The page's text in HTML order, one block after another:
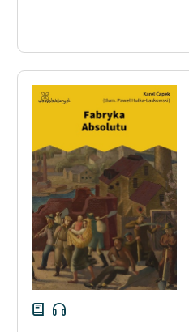
skandynawskiej literatury
feministycznej
Ręce pełne poezji
Kolekcje edukacyjne
twórców przechodzących
do domeny publicznej,
lektur szkolnych oraz
Starego Testamentu
Odkurzamy bohaterów
Szkoła Poezji Wolnych
Lektur